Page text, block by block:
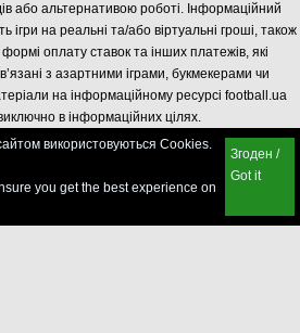
або альтернативою роботі. Інформаційний
на реальні та/або віртуальні гроші, також
оплату ставок та інших платежів, які
з азартними іграми, букмекерами чи
на інформаційному ресурсі football.ua
в інформаційних цілях.
використовуються Cookies.
you get the best experience on
Згоден /
Got it